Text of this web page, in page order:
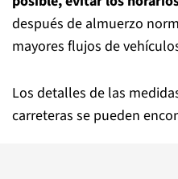
después de almuerzo
mayores flujos de
Los detalles de las
carreteras se pueden